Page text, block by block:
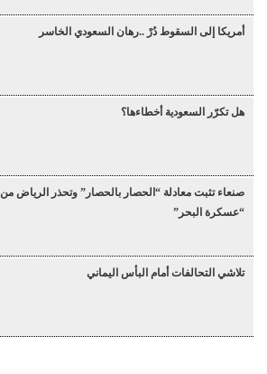
أمريكا إلى السقوط دُرْ ..رهان السعودي الخاسر
هل تكرّر السعودية أخطاءها؟
صنعاء تثبت معادلة “الحصار بالحصار” وتحذر الرياض من
“عسكرة البحر”
تلاشي التحالفات أمام البأس اليماني